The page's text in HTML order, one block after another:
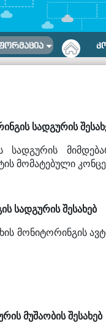
სადგურის
მომატებული
სადგურის შესახებ
მონიტორინგის
მუშაობის შესახებ